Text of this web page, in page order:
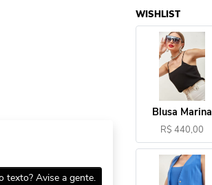
texto? Avise a gente.
WISHLIST
Blusa Marina
R$ 440,00